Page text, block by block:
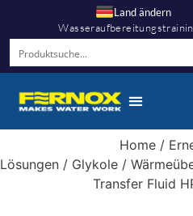
Land ändern
Home/
Lösungen / Glykole /
Transfer Fluid